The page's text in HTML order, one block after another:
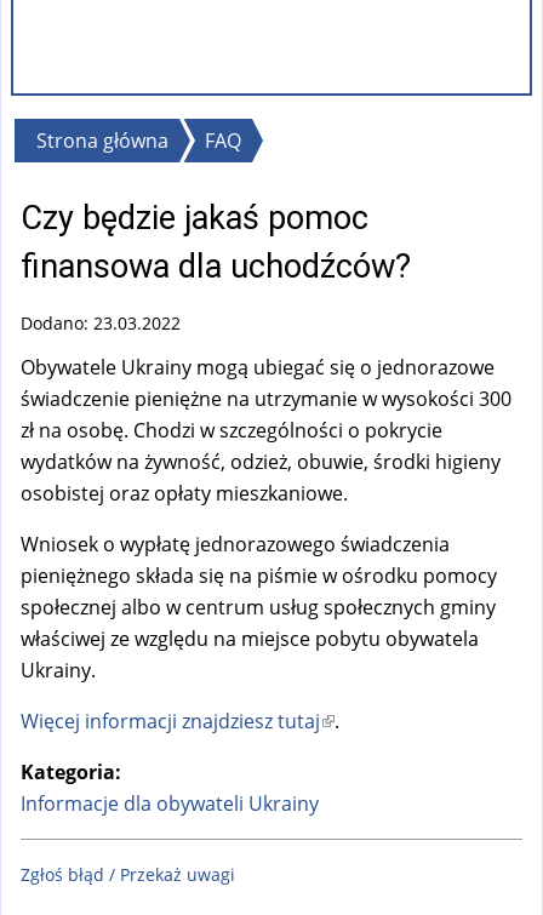
Jesteś
Strona główna FAQ
Czy będzie jakaś pomoc
finansowa dla uchodźców?
Dodano: 23.03.2022
Obywatele Ukrainy mogą ubiegać się o jednorazowe
świadczenie pieniężne na utrzymanie w wysokości 300
zł na osobę. Chodzi w szczególności o pokrycie
wydatków na żywność, odzież, obuwie, środki higieny
osobistej oraz opłaty mieszkaniowe.
Wniosek o wypłatę jednorazowego świadczenia
pieniężnego składa się na piśmie w ośrodku pomocy
społecznej albo w centrum usług społecznych gminy
właściwej ze względu na miejsce pobytu obywatela
Ukrainy.
Więcej informacji znajdziesz tutaj(
k
.
Kategoria:
Informacje dla obywateli Ukrainy
Zgłoś błąd / Przekaż uwagi